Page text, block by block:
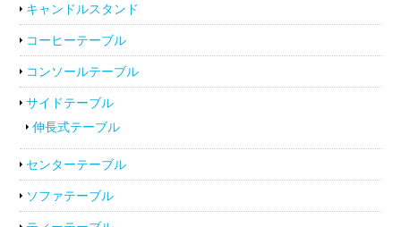
キャンドルスタンド
コーヒーテーブル
コンソールテーブル
サイドテーブル
伸長式テーブル
センターテーブル
ソファテーブル